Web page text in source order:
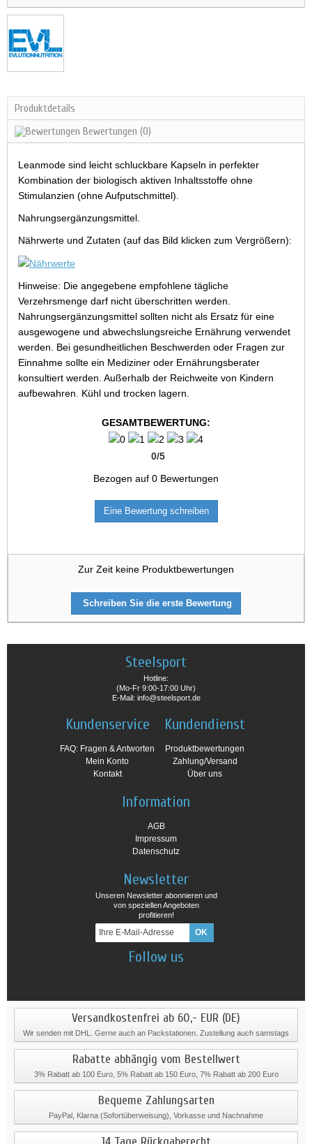
Produktdetails
Bewertungen (0)
Leanmode sind leicht schluckbare Kapseln in perfekter
Kombination der biologisch aktiven Inhaltsstoffe ohne
Stimulanzien (ohne Aufputschmittel).
Nahrungsergänzungsmittel.
Nährwerte und Zutaten (auf das Bild klicken zum Vergrößern):
Hinweise: Die angegebene empfohlene tägliche
Verzehrsmenge darf nicht überschritten werden.
Nahrungsergänzungsmittel sollten nicht als Ersatz für eine
ausgewogene und abwechslungsreiche Ernährung verwendet
werden. Bei gesundheitlichen Beschwerden oder Fragen zur
Einnahme sollte ein Mediziner oder Ernährungsberater
konsultiert werden. Außerhalb der Reichweite von Kindern
aufbewahren. Kühl und trocken lagern.
GESAMTBEWERTUNG:
0/5
Bezogen auf 0 Bewertungen
Eine Bewertung schreiben
Zur Zeit keine Produktbewertungen
Schreiben Sie die erste Bewertung
Steelsport
Hotline:
(Mo-Fr 9:00-17:00 Uhr)
E-Mail: info@steelsport.de
Kundenservice
FAQ: Fragen & Antworten
Mein Konto
Kontakt
Kundendienst
Produktbewertungen
Zahlung/Versand
Über uns
Information
AGB
Impressum
Datenschutz
Newsletter
Unseren Newsletter abonnieren und
von speziellen Angeboten
profitieren!
Follow us
Versandkostenfrei ab 60,- EUR (DE)
Wir senden mit DHL. Gerne auch an Packstationen. Zustellung auch samstags
Rabatte abhängig vom Bestellwert
3% Rabatt ab 100 Euro, 5% Rabatt ab 150 Euro, 7% Rabatt ab 200 Euro
Bequeme Zahlungsarten
PayPal, Klarna (Sofortüberweisung), Vorkasse und Nachnahme